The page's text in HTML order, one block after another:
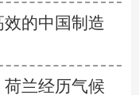
的中国制造
兰经历气候